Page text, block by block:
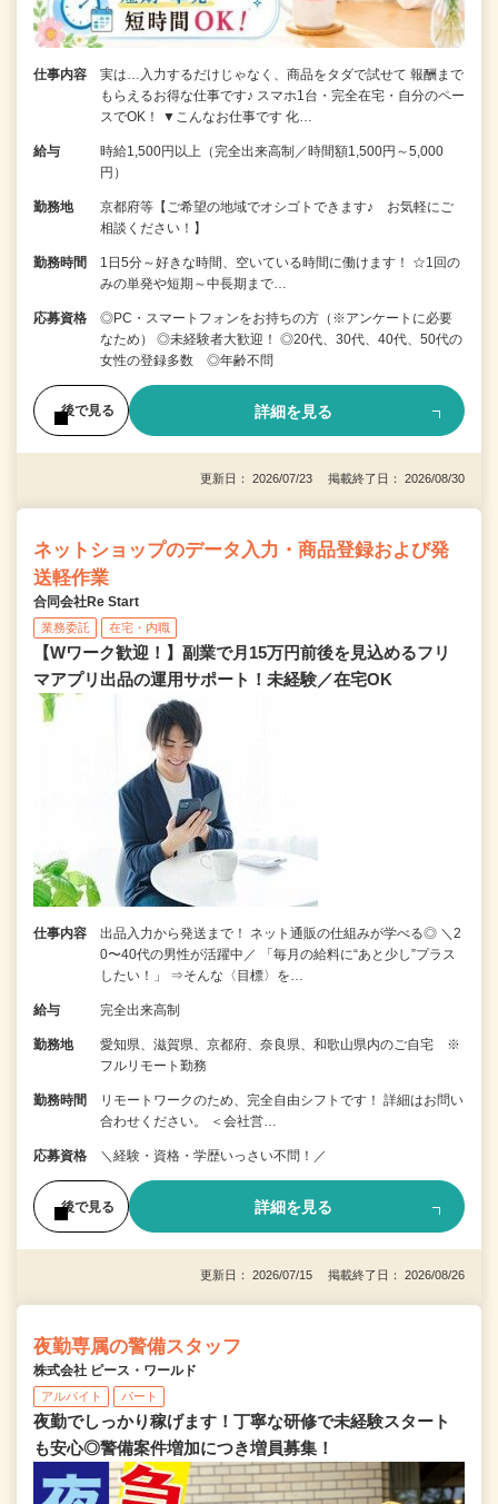
仕事内容
実は…入力するだけじゃなく、商品をタダで試せて 報酬まで
もらえるお得な仕事です♪ スマホ1台・完全在宅・自分のペー
スでOK！ ▼こんなお仕事です 化…
給与
時給1,500円以上（完全出来高制／時間額1,500円～5,000
円）
勤務地
京都府等【ご希望の地域でオシゴトできます♪ お気軽にご
相談ください！】
勤務時間
1日5分～好きな時間、空いている時間に働けます！ ☆1回の
みの単発や短期～中長期まで…
応募資格
◎PC・スマートフォンをお持ちの方（※アンケートに必要
なため） ◎未経験者大歓迎！ ◎20代、30代、40代、50代の
女性の登録多数 ◎年齢不問
後で見る 詳細を見る
更新日： 2026/07/23 掲載終了日： 2026/08/30
ネットショップのデータ入力・商品登録および発
送軽作業
合同会社Re Start
業務委託 在宅・内職
【Wワーク歓迎！】副業で月15万円前後を見込めるフリ
マアプリ出品の運用サポート！未経験／在宅OK
仕事内容
出品入力から発送まで！ ネット通販の仕組みが学べる◎ ＼2
0〜40代の男性が活躍中／ 「毎月の給料に“あと少し”プラス
したい！」 ⇒そんな〈目標〉を…
給与 完全出来高制
勤務地
愛知県、滋賀県、京都府、奈良県、和歌山県内のご自宅 ※
フルリモート勤務
勤務時間
リモートワークのため、完全自由シフトです！ 詳細はお問い
合わせください。 ＜会社営…
応募資格 ＼経験・資格・学歴いっさい不問！／
後で見る 詳細を見る
更新日： 2026/07/15 掲載終了日： 2026/08/26
夜勤専属の警備スタッフ
株式会社 ピース・ワールド
アルバイト パート
夜勤でしっかり稼げます！丁寧な研修で未経験スタート
も安心◎警備案件増加につき増員募集！